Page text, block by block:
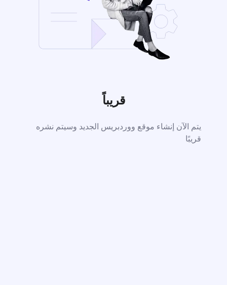
قريباً
يتم الآن إنشاء موقع ووردبريس الجديد وسيتم نشره
قريبًا